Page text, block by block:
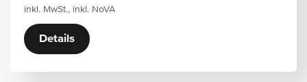
inkl. MwSt., inkl. NoVA
Details